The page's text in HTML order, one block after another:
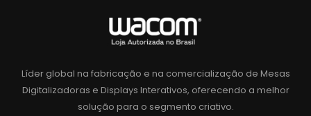
Líder global na fabricação e na comercialização de Mesas
Digitalizadoras e Displays Interativos, oferecendo a melhor
solução para o segmento criativo.